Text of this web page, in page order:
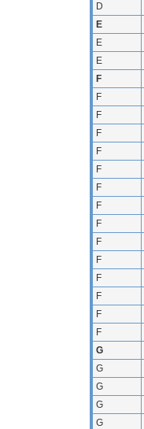
D
E
E
E
F
F
F
F
F
F
F
F
F
F
F
F
F
F
F
G
G
G
G
G